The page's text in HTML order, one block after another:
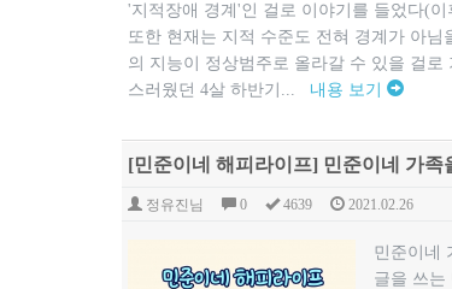
'지적장애 경계'인 걸로 이야기를 들었다(
또한 현재는 지적 수준도 전혀 경계가 아
의 지능이 정상범주로 올라갈 수 있을 걸
스러웠던 4살 하반기... 내용 보기
[민준이네 해피라이프] 민준이네 가족
정유진님 0 4639 2021.02.26
민준이네
글을 쓰는